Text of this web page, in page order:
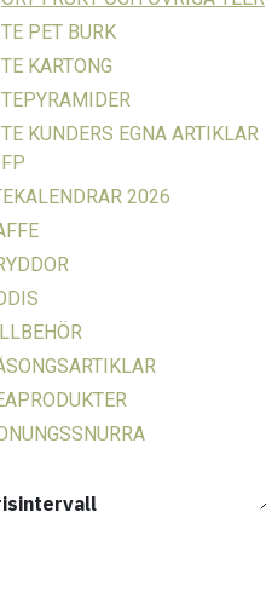
TE PET BURK
TE KARTONG
TEPYRAMIDER
TE KUNDERS EGNA ARTIKLAR
FP
2026